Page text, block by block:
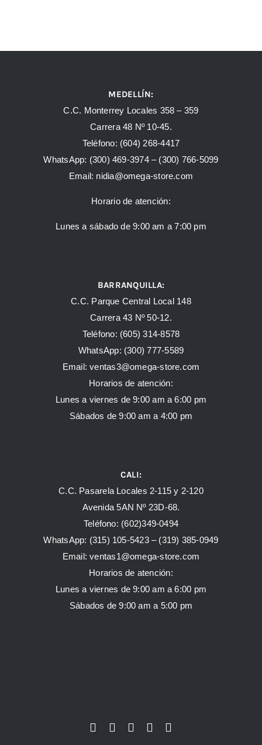
MEDELLÍN:
C.C. Monterrey Locales 358 – 359
Carrera 48 Nº 10-45.
Teléfono: (604) 268-4417
WhatsApp: (300) 469-3974 – (300) 766-5099
Email: nidia@omega-store.com
Horario de atención:
Lunes a sábado de 9:00 am a 7:00 pm
BARRANQUILLA:
C.C. Parque Central Local 148
Carrera 43 Nº 50-12.
Teléfono: (605) 314-8578
WhatsApp: (300) 777-5589
Email: ventas3@omega-store.com
Horarios de atención:
Lunes a viernes de 9:00 am a 6:00 pm
Sábados de 9:00 am a 4:00 pm
CALI:
C.C. Pasarela Locales 2-115 y 2-120
Avenida 5AN Nº 23D-68.
Teléfono: (602)349-0494
WhatsApp: (315) 105-5423 – (319) 385-0949
Email:ventas1@omega-store.com
Horarios de atención:
Lunes a viernes de 9:00 am a 6:00 pm
Sábados de 9:00 am a 5:00 pm